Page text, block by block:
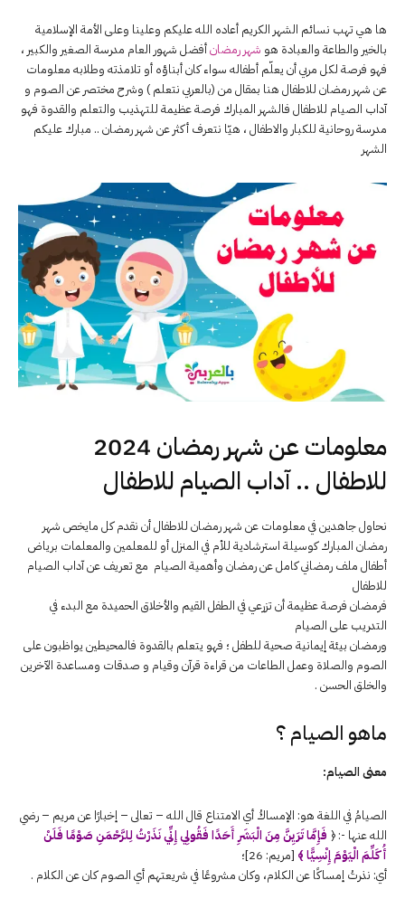
ها هي تهب نسائم الشهر الكريم أعاده الله عليكم وعلينا وعلى الأمة الإسلامية
بالخير والطاعة والعبادة هو شهر رمضانأفضل شهور العام مدرسة الصغير والكبير ،
فهو فرصة لكل مربي أن يعلّم أطفاله سواء كان أبناؤه أو تلامذته وطلابه معلومات
عن شهر رمضان للاطفال هنا بمقال من (بالعربي نتعلم ) وشرح مختصر عن الصوم و
آداب الصيام للاطفال فالشهر المبارك فرصة عظيمة للتهذيب والتعلم والقدوة فهو
مدرسة روحانية للكبار والاطفال ، هيّا نتعرف أكثر عن شهر رمضان .. مبارك عليكم
الشهر
معلومات عن شهر رمضان 2024
للاطفال .. آداب الصيام للاطفال
نحاول جاهدين في معلومات عن شهر رمضان للاطفال أن نقدم كل مايخص شهر
رمضان المبارك كوسيلة استرشادية للأم في المنزل أو للمعلمين والمعلمات برياض
أطفال ملف رمضاني كامل عن رمضان وأهمية الصيام مع تعريف عن آداب الصيام
للاطفال
فرمضان فرصة عظيمة أن تزرعي في الطفل القيم والأخلاق الحميدة مع البدء في
التدريب على الصيام
ورمضان بيئة إيمانية صحية للطفل ؛ فهو يتعلم بالقدوة فالمحيطين يواظبون على
الصوم والصلاة وعمل الطاعات من قراءة قرآن وقيام و صدقات ومساعدة الآخرين
والخلق الحسن .
ماهو الصيام ؟
معنى الصيام:
الصيامُ في اللغة هو: الإمساكُ أي الامتناع قال الله – تعالى – إخبارًا عن مريم – رضي
الله عنها -: ﴿ فَإِمَّا تَرَيِنَّ مِنَ الْبَشَرِ أَحَدًا فَقُولِي إِنِّي نَذَرْتُ لِلرَّحْمَنِ صَوْمًا فَلَنْ
أُكَلِّمَ الْيَوْمَ إِنْسِيًّا ﴾ [مريم: 26]؛
أي: نذرتُ إمساكًا عن الكلام، وكان مشروعًا في شريعتهم أي الصوم كان عن الكلام .